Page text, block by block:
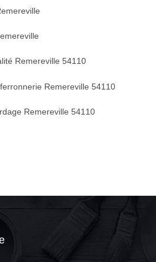
Remereville 54110
Remereville 54110
Remereville 54110